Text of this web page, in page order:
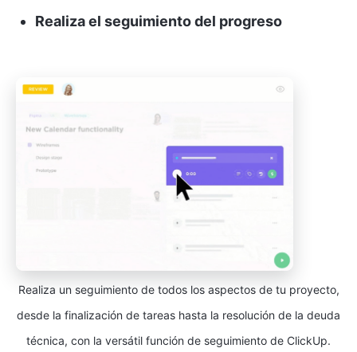
Realiza el seguimiento del progreso
Realiza un seguimiento de todos los aspectos de tu proyecto,
desde la finalización de tareas hasta la resolución de la deuda
técnica, con la versátil función de seguimiento de ClickUp.